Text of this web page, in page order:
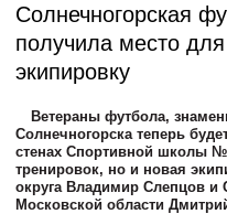
Солнечногорская
получила место
экипировку
Ветераны футбола,
Солнечногорска теперь
стенах Спортивной школы №
тренировок, но и новая
округа Владимир Слепцов и
Московской области